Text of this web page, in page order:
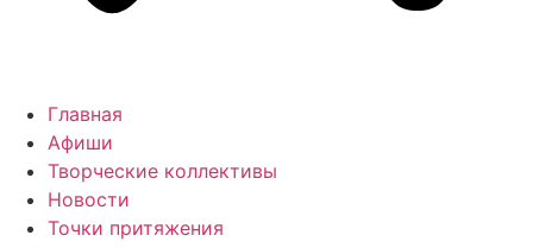
Главная
Афиши
Творческие коллективы
Новости
Точки притяжения